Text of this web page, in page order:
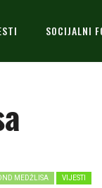
SOCIJALNI
MEDŽLISA VIJESTI